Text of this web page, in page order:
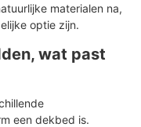
materialen na,
optie zijn.
wat past
een dekbed is.